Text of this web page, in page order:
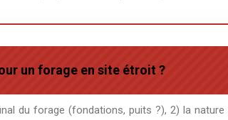
un forage en site étroit ?
du forage (fondations, puits ?), 2) la